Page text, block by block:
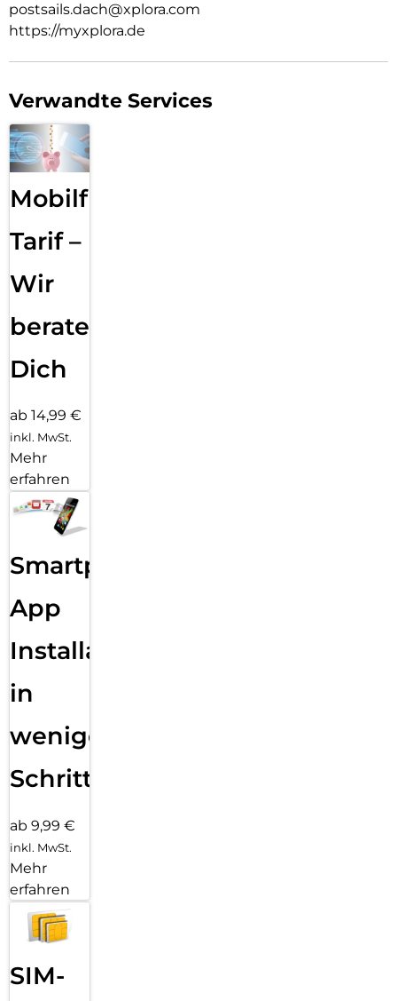
postsails.dach@xplora.com
https://myxplora.de
Verwandte Services
Mobilfunk
Tarif –
Wir
beraten
Dich
ab 14,99 €
inkl. MwSt.
Mehr
erfahren
Smartphone
App
Installation
in
wenigen
Schritten
ab 9,99 €
inkl. MwSt.
Mehr
erfahren
SIM-